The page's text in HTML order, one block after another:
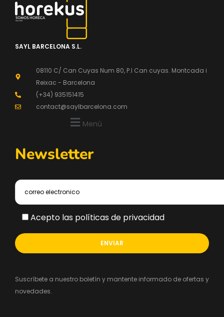
SAYL BARCELONA S.L.
08110 C/ Can Cuyas Num 80, P.l Can cuyas. Montcada i
Reixac - Barcelona
(+34) 935151415
contact@saylbarcelona.com
Menú
Newsletter
Acepto las políticas de privacidad
Suscríbete a nuestro boletín y mantente informado de ofertas y
novedades.